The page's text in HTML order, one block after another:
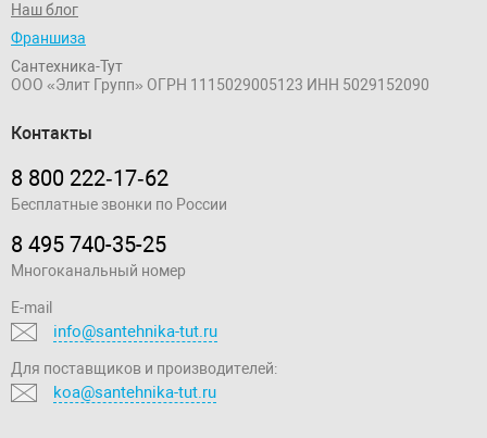
Наш блог
Франшиза
Сантехника-Тут
ООО «Элит Групп» ОГРН 1115029005123 ИНН 5029152090
Контакты
8 800 222‑17‑62
Бесплатные звонки по России
8 495 740-35-25
Многоканальный номер
E-mail
info@santehnika-tut.ru
Для поставщиков и производителей:
koa@santehnika-tut.ru